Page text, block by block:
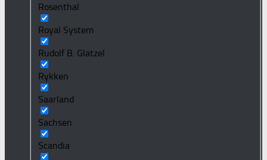
Rosenthal
Royal System
Rudolf B. Glatzel
Rykken
Saarland
Sachsen
Scandia